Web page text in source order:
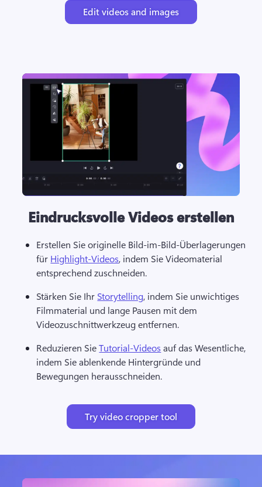
Edit videos and images
Eindrucksvolle Videos erstellen
Erstellen Sie originelle Bild-im-Bild-Überlagerungen
für Highlight-Videos, indem Sie Videomaterial
entsprechend zuschneiden.
Stärken Sie Ihr Storytelling, indem Sie unwichtiges
Filmmaterial und lange Pausen mit dem
Videozuschnittwerkzeug entfernen.
Reduzieren Sie Tutorial-Videos auf das Wesentliche,
indem Sie ablenkende Hintergründe und
Bewegungen herausschneiden.
Try video cropper tool